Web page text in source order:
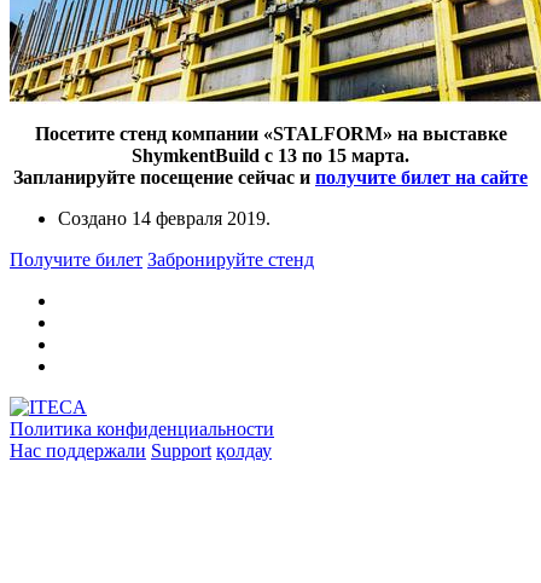
Посетите стенд компании «STALFORM» на выставке
ShymkentBuild с 13 по 15 марта.
Запланируйте посещение сейчас и получите билет на сайте
Создано 14 февраля 2019.
Получите билет Забронируйте стенд
Политика конфиденциальности
Нас поддержали Support қолдау